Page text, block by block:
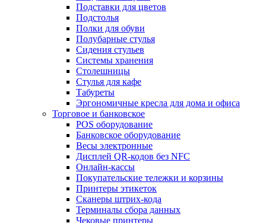
Подставки для цветов
Подстолья
Полки для обуви
Полубарные стулья
Сидения стульев
Системы хранения
Столешницы
Стулья для кафе
Табуреты
Эргономичные кресла для дома и офиса
Торговое и банковское
POS оборудование
Банковское оборудование
Весы электронные
Дисплей QR-кодов без NFC
Онлайн-кассы
Покупательские тележки и корзины
Принтеры этикеток
Сканеры штрих-кода
Терминалы сбора данных
Чековые принтеры